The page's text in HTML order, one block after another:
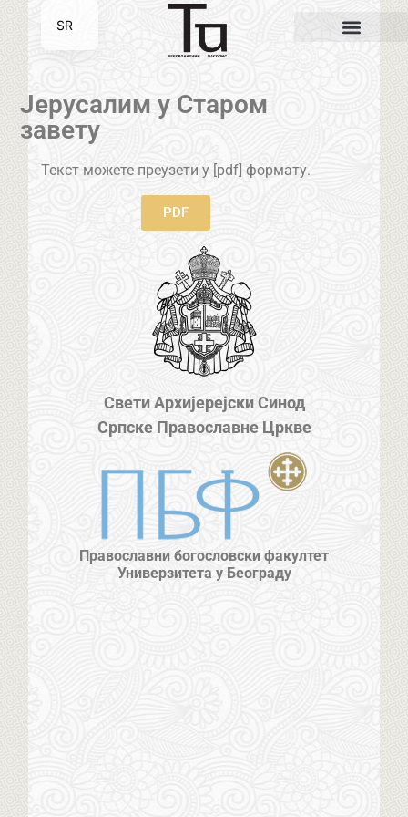
Јерусалим у Старом
завету
Текст можете преузети у [pdf] формату.
PDF
Свети Архијерејски Синод
Српске Православне Цркве
Православни богословски факултет
Универзитета у Београду
SR
EN